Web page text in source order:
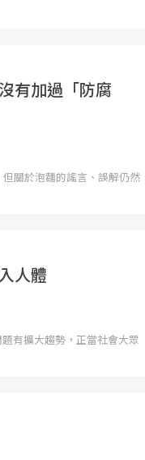
有加過「防腐
關於泡麵的謠言、誤解仍然
人體
有擴大趨勢，正當社會大眾